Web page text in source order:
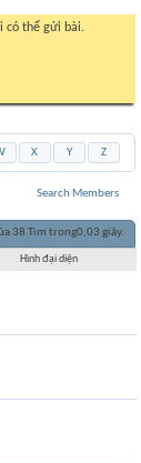
có thể gửi bài.
X Y Z
Search Members
38 Tìm trong0,03 giây.
Hình đại diện